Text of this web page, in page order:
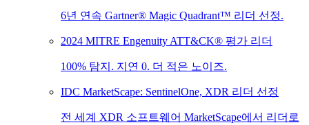
6년 연속 Gartner® Magic Quadrant™ 리더 선정.
2024 MITRE Engenuity ATT&CK® 평가 리더
100% 탐지. 지연 0. 더 적은 노이즈.
IDC MarketScape: SentinelOne, XDR 리더 선정
전 세계 XDR 소프트웨어 MarketScape에서 리더로